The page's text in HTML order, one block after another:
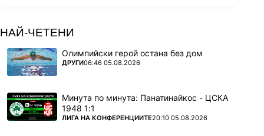
НАЙ-ЧЕТЕНИ
Олимпийски герой остана без дом
ПОВЕЧЕ ОТ
ДРУГИ06:46 05.08.2026
Минута по минута: Панатинайкос - ЦСКА
1948 1:1
ПОВЕЧЕ ОТ
ЛИГА НА КОНФЕРЕНЦИИТЕ20:10 05.08.2026